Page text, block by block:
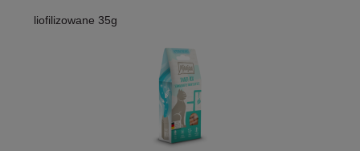
liofilizowane 35g